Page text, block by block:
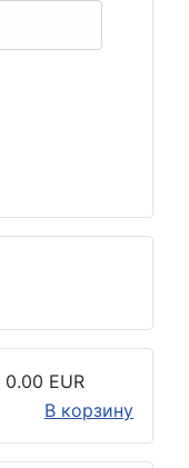
0.00 EUR
В корзину